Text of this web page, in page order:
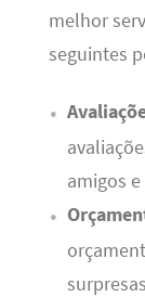
melhor
seguintes
amigos